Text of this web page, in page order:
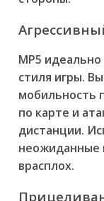
MP5
стиля игры.
мобильность
по карте и
дистанции.
неожиданные
врасплох.